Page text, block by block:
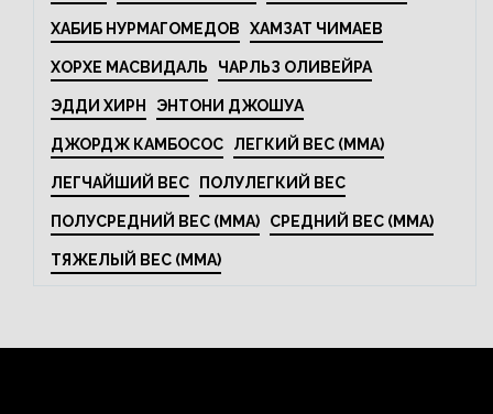
ХАБИБ НУРМАГОМЕДОВ ХАМЗАТ ЧИМАЕВ
ХОРХЕ МАСВИДАЛЬ ЧАРЛЬЗ ОЛИВЕЙРА
ЭДДИ ХИРН ЭНТОНИ ДЖОШУА
ДЖОРДЖ КАМБОСОС ЛЕГКИЙ ВЕС (MMA)
ЛЕГЧАЙШИЙ ВЕС ПОЛУЛЕГКИЙ ВЕС
ПОЛУСРЕДНИЙ ВЕС (MMA) СРЕДНИЙ ВЕС (MMA)
ТЯЖЕЛЫЙ ВЕС (MMA)